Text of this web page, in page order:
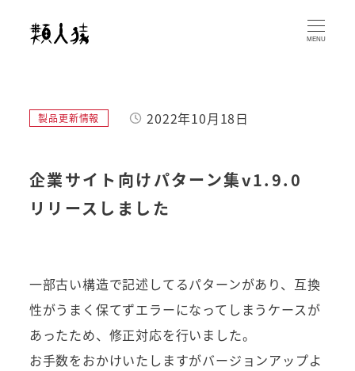
MENU
企業サイト向けパターン集v1.9.0
リリースしました
投稿日2022年10月18日
カテゴリー
製品更新情報
一部古い構造で記述してるパターンがあり、互換
性がうまく保てずエラーになってしまうケースが
あったため、修正対応を行いました。
お手数をおかけいたしますがバージョンアップよ